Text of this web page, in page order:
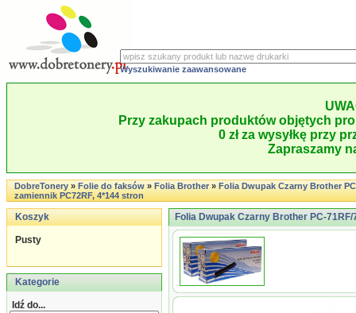
Wyszukiwanie zaawansowane
Przy zakupach produktów objętych
0 zł za wysyłkę przy
Zapraszamy
DobreTonery»Folie do faksów»Folia Brother»Folia Dwupak Czarny Brother
zamiennik PC72RF, 4*144 stron
Koszyk
Pusty
Kategorie
Idź do...
Folia Dwupak Czarny Brother PC-